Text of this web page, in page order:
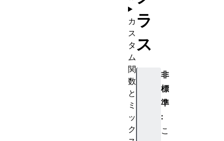
ラ
ス
非
標
準
:
こ
カ
ス
タ
ム
関
数
と
ミ
ッ
ク